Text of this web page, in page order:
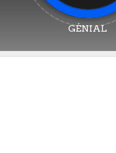
GÉNIAL